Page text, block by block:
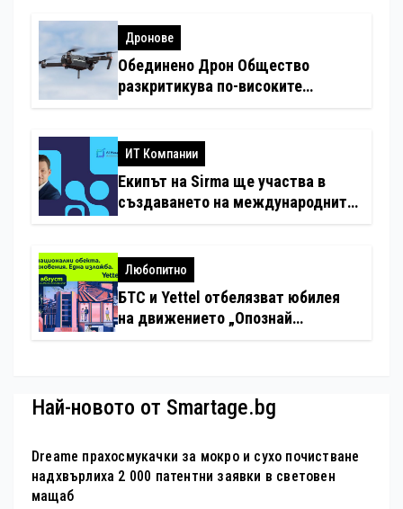
Дронове
Обединено Дрон Общество
разкритикува по-високите
ИТ Компании
Екипът на Sirma ще участва в
създаването на международните
хотелиерството
Любопитно
БТС и Yettel отбелязват юбилея
на движението „Опознай
Най-новото от Smartage.bg
Dreame прахосмукачки за мокро и сухо почистване
надхвърлиха 2 000 патентни заявки в световен
мащаб